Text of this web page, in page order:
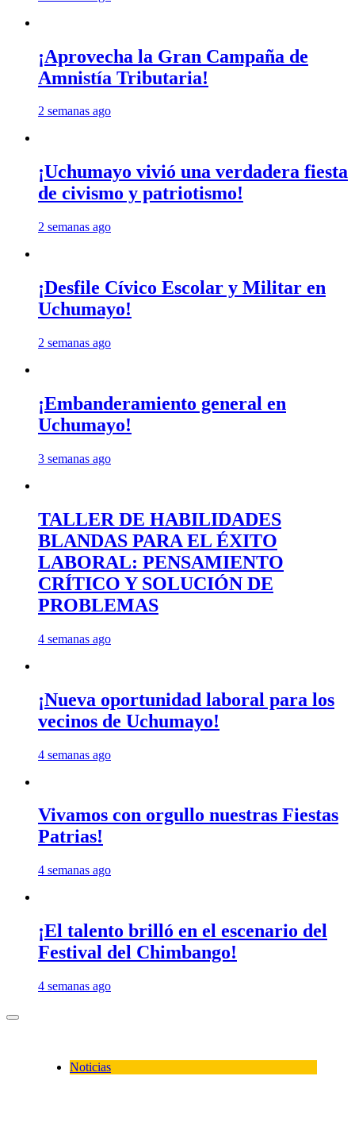
¡Aprovecha la Gran Campaña de
Amnistía Tributaria!
2 semanas ago
¡Uchumayo vivió una verdadera fiesta
de civismo y patriotismo!
2 semanas ago
¡Desfile Cívico Escolar y Militar en
Uchumayo!
2 semanas ago
¡Embanderamiento general en
Uchumayo!
3 semanas ago
TALLER DE HABILIDADES
BLANDAS PARA EL ÉXITO
LABORAL: PENSAMIENTO
CRÍTICO Y SOLUCIÓN DE
PROBLEMAS
4 semanas ago
¡Nueva oportunidad laboral para los
vecinos de Uchumayo!
4 semanas ago
Vivamos con orgullo nuestras Fiestas
Patrias!
4 semanas ago
¡El talento brilló en el escenario del
Festival del Chimbango!
4 semanas ago
Noticias